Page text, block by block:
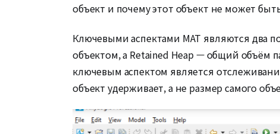
объект и почему этот объект не может
Ключевыми аспектами MAT являются два
объектом, а Retained Heap — общий объём
ключевым аспектом является
объект удерживает, а не размер самого